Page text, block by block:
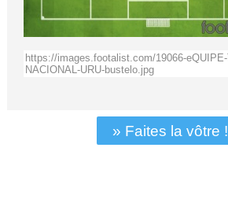
» Faites la vôtre !